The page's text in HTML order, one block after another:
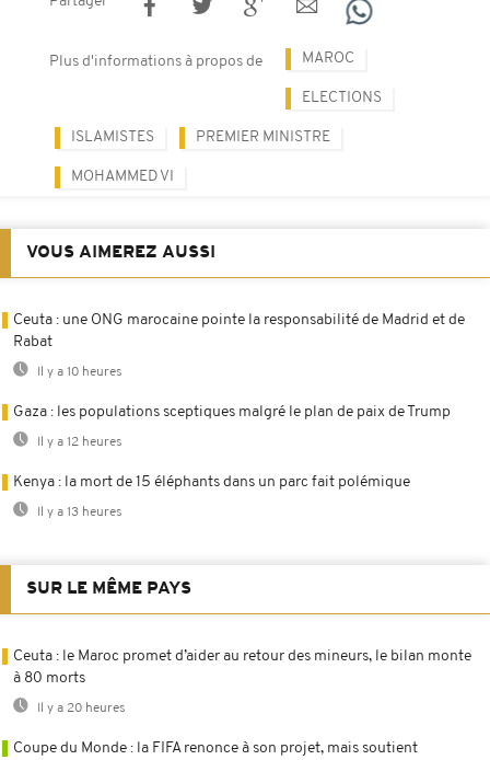
Plus d'informations à propos de MAROC
ELECTIONS
ISLAMISTES PREMIER MINISTRE
MOHAMMED VI
VOUS AIMEREZ AUSSI
Ceuta : une ONG marocaine pointe la responsabilité de Madrid et de
Rabat
Il y a 10 heures
Gaza : les populations sceptiques malgré le plan de paix de Trump
Il y a 12 heures
Kenya : la mort de 15 éléphants dans un parc fait polémique
Il y a 13 heures
SUR LE MÊME PAYS
Ceuta : le Maroc promet d’aider au retour des mineurs, le bilan monte
à 80 morts
Il y a 20 heures
Coupe du Monde : la FIFA renonce à son projet, mais soutient